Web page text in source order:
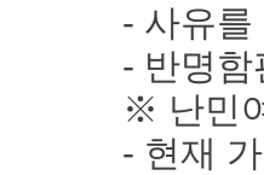
- 사유를
- 반명
※ 난민
- 현재